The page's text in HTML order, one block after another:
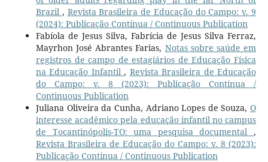
Brazil , Revista Brasileira de Educação do Campo: v. 9
(2024): Publicação Contínua / Continuous Publication
Fabíola de Jesus Silva, Fabrícia de Jesus Silva Ferraz,
Mayrhon José Abrantes Farias, Notas sobre saúde em
registros de campo de estagiários de Educação Física
na Educação Infantil, Revista Brasileira de Educação
do Campo: v. 8 (2023): Publicação Contínua /
Continuous Publication
Juliana Oliveira da Cunha, Adriano Lopes de Souza,O
interesse acadêmico pela educação infantil no campus
de Tocantinópolis-TO: uma pesquisa documental,
Revista Brasileira de Educação do Campo: v. 8 (2023):
Publicação Contínua / Continuous Publication